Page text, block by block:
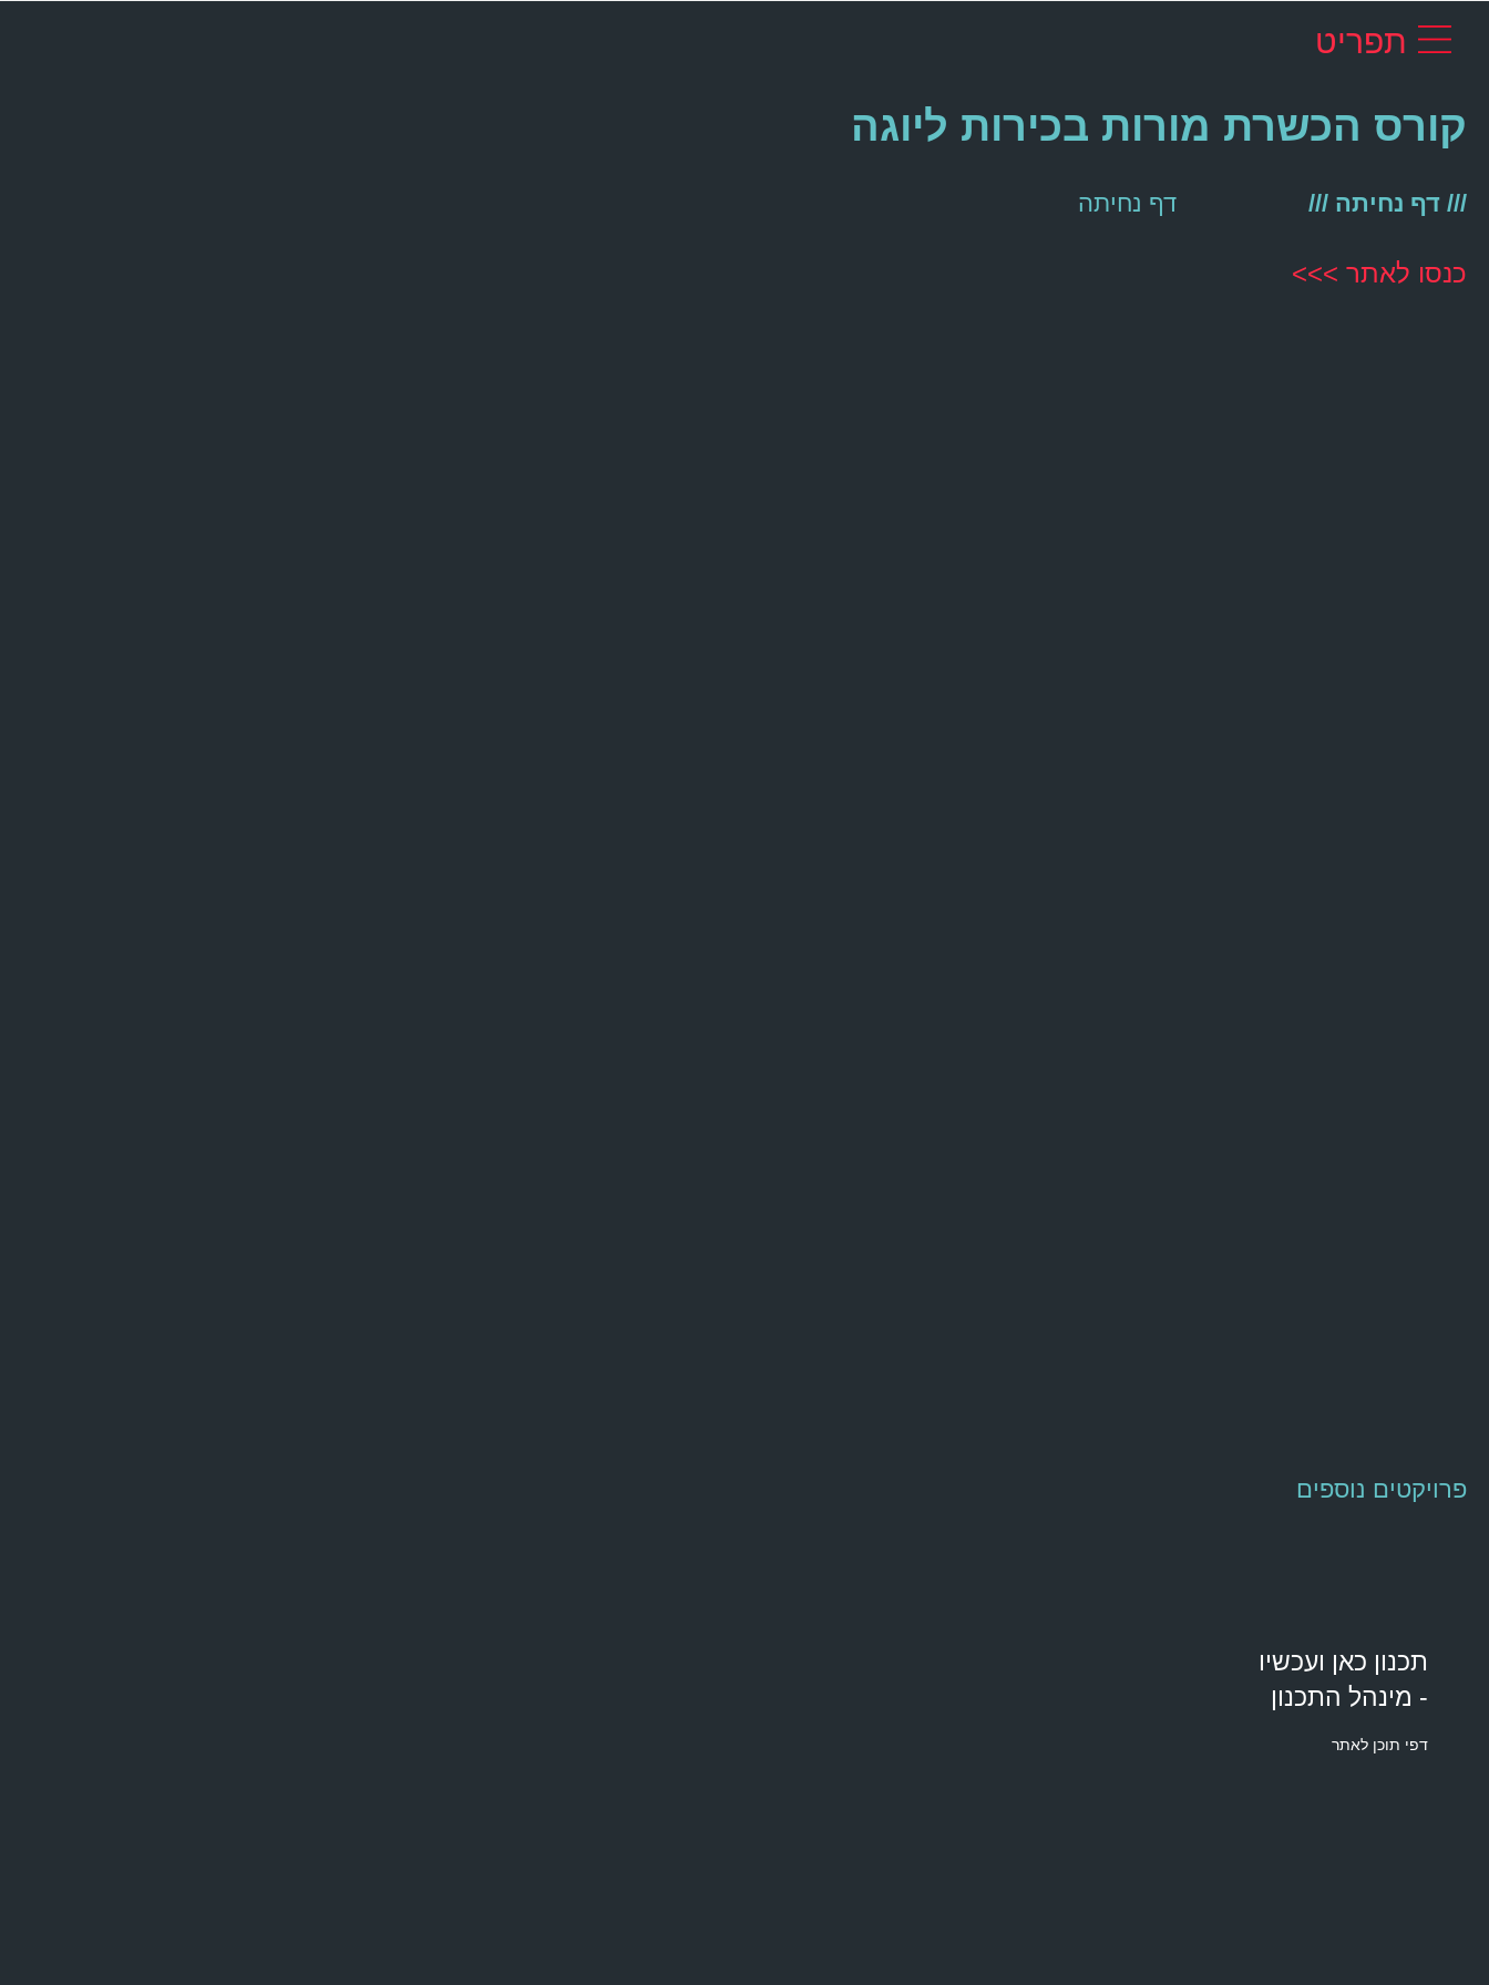
תפריט
קורס הכשרת מורות בכירות ליוגה
/// דף נחיתה /// דף נחיתה
כנסו לאתר >>>
פרויקטים נוספים​
תכנון כאן ועכשיו
- מינהל התכנון
דפי תוכן לאתר